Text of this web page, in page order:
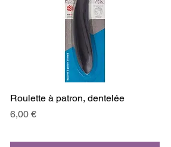
Roulette à patron, dentelée
Prix
6,00 €